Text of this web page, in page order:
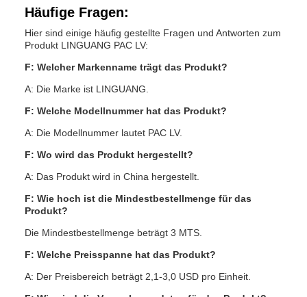
Häufige Fragen:
Hier sind einige häufig gestellte Fragen und Antworten zum
Produkt LINGUANG PAC LV:
F: Welcher Markenname trägt das Produkt?
A: Die Marke ist LINGUANG.
F: Welche Modellnummer hat das Produkt?
A: Die Modellnummer lautet PAC LV.
F: Wo wird das Produkt hergestellt?
A: Das Produkt wird in China hergestellt.
F: Wie hoch ist die Mindestbestellmenge für das
Produkt?
Die Mindestbestellmenge beträgt 3 MTS.
F: Welche Preisspanne hat das Produkt?
A: Der Preisbereich beträgt 2,1-3,0 USD pro Einheit.